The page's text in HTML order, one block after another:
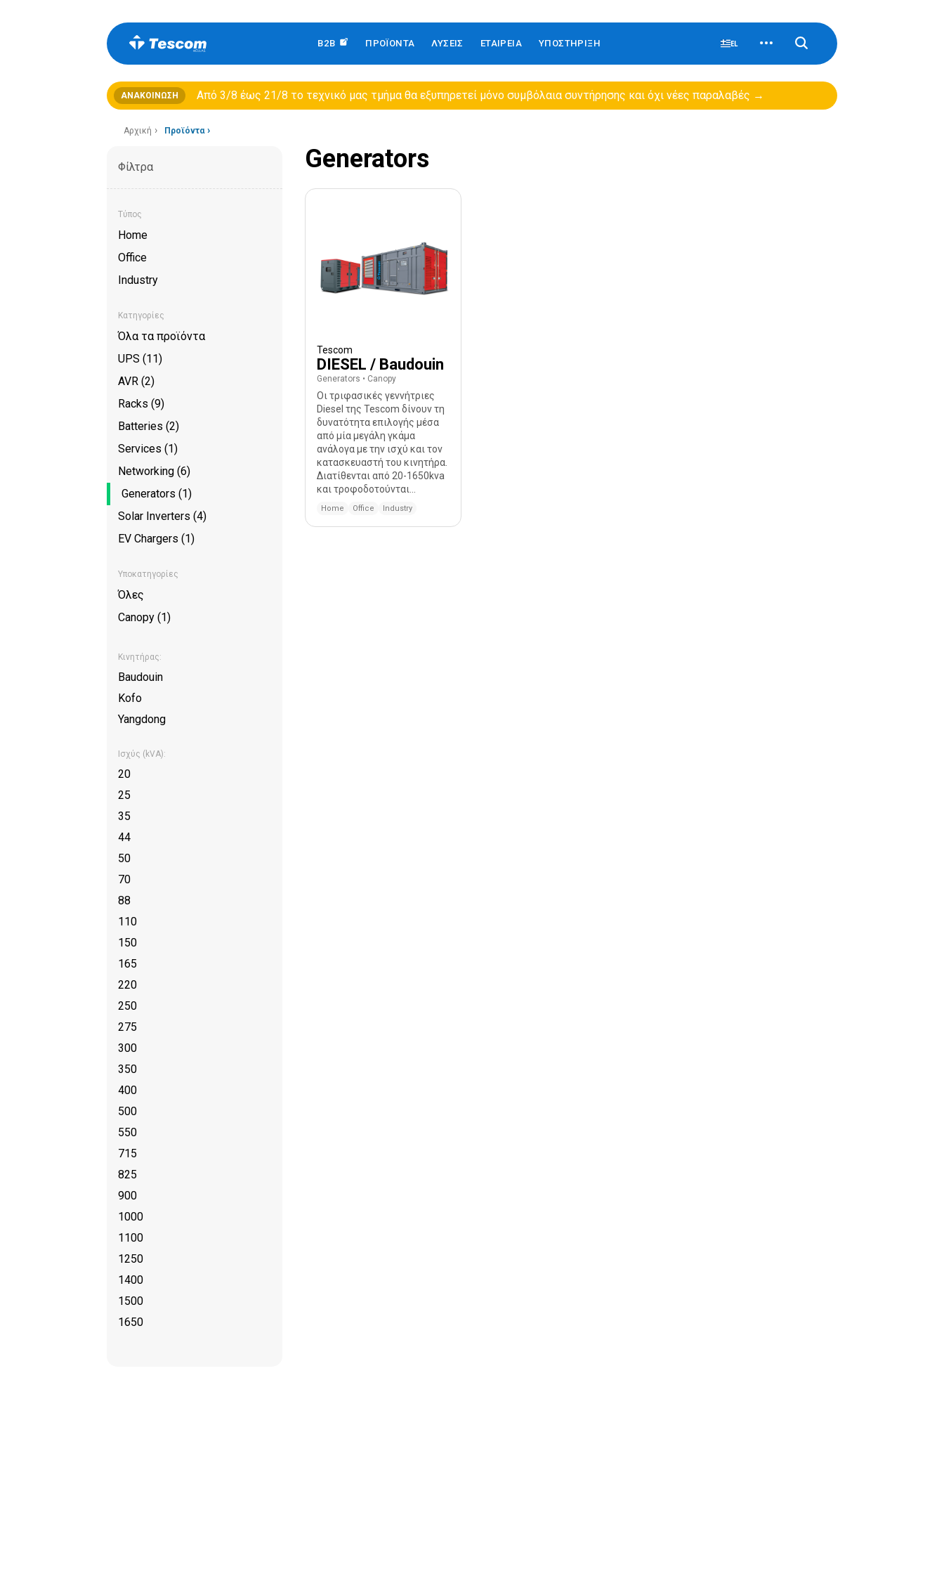
B2B ΠΡΟΪΌΝΤΑ ΛΎΣΕΙΣ ΕΤΑΙΡΕΙΑ ΥΠΟΣΤΉΡΙΞΗ EL
ΑΝΑΚΟΊΝΩΣΗ Από 3/8 έως 21/8 τo τεχνικό μας τμήμα θα εξυπηρετεί μόνο συμβόλαια συντήρησης και όχι νέες παραλαβές →
Αρχική Προϊόντα
Φίλτρα
Τύπος
Home
Office
Industry
Κατηγορίες
Όλα τα προϊόντα
UPS (11)
AVR (2)
Racks (9)
Batteries (2)
Services (1)
Networking (6)
Generators (1)
Solar Inverters (4)
EV Chargers (1)
Υποκατηγορίες
Όλες
Canopy (1)
Κινητήρας:
Baudouin
Kofo
Yangdong
Ισχύς (kVA):
20
25
35
44
50
70
88
110
150
165
220
250
275
300
350
400
500
550
715
825
900
1000
1100
1250
1400
1500
1650
Generators
Tescom
DIESEL / Baudouin
Generators • Canopy
Οι τριφασικές γεννήτριες
Diesel της Tescom δίνουν τη
δυνατότητα επιλογής μέσα
από μία μεγάλη γκάμα
ανάλογα με την ισχύ και τον
κατασκευαστή του κινητήρα.
Διατίθενται από 20-1650kva
και τροφοδοτούνται...
Home Office Industry